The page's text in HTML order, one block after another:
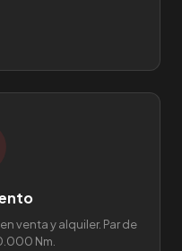
venta y alquiler. Par de
Nm.